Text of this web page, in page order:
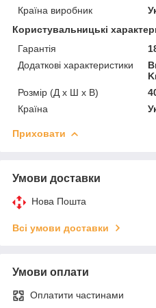
Країна виробник
Користувальницькі
Гарантія
Додаткові характеристики
Розмір (Д x Ш x В)
Країна
Приховати
Умови доставки
Нова Пошта
Всі умови доставки
Умови оплати
Оплатити частинами